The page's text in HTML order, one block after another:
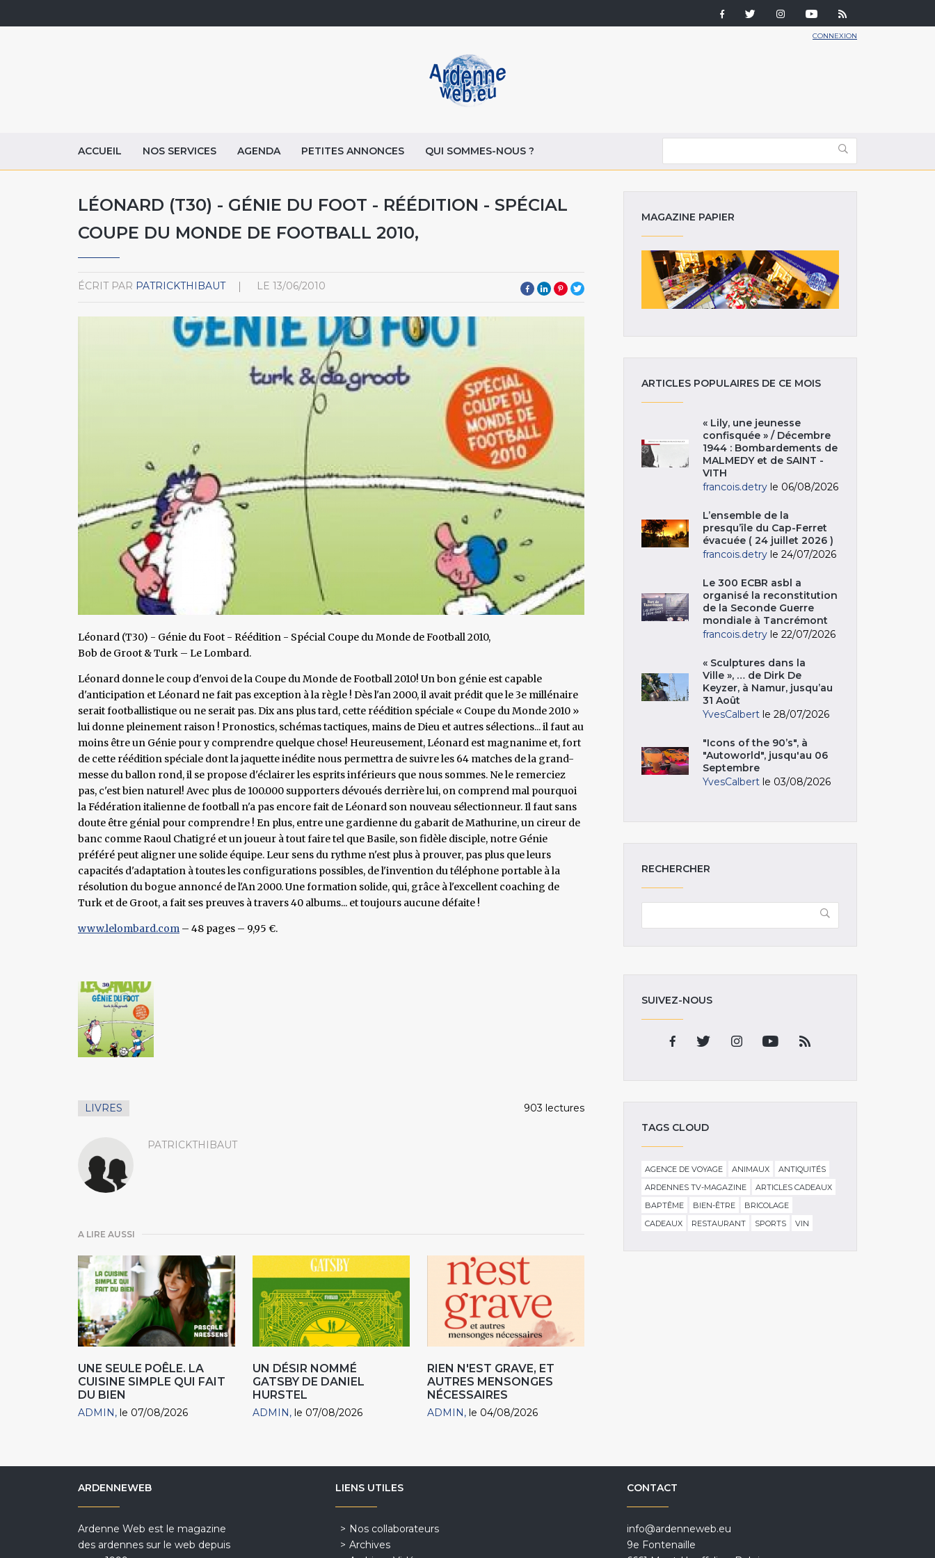
CONNEXION
ACCUEIL NOS SERVICES AGENDA PETITES ANNONCES QUI SOMMES-NOUS ?
LÉONARD (T30) - GÉNIE DU FOOT - RÉÉDITION - SPÉCIAL
COUPE DU MONDE DE FOOTBALL 2010,
ÉCRIT PAR PATRICKTHIBAUT LE 13/06/2010
Léonard (T30) - Génie du Foot - Réédition - Spécial Coupe du Monde de Football 2010,
Bob de Groot & Turk – Le Lombard.
Léonard donne le coup d'envoi de la Coupe du Monde de Football 2010! Un bon génie est capable
d'anticipation et Léonard ne fait pas exception à la règle ! Dès l'an 2000, il avait prédit que le 3e millénaire
serait footballistique ou ne serait pas. Dix ans plus tard, cette réédition spéciale « Coupe du Monde 2010 »
lui donne pleinement raison ! Pronostics, schémas tactiques, mains de Dieu et autres sélections... il faut au
moins être un Génie pour y comprendre quelque chose! Heureusement, Léonard est magnanime et, fort
de cette réédition spéciale dont la jaquette inédite nous permettra de suivre les 64 matches de la grand-
messe du ballon rond, il se propose d'éclairer les esprits inférieurs que nous sommes. Ne le remerciez
pas, c'est bien naturel! Avec plus de 100.000 supporters dévoués derrière lui, on comprend mal pourquoi
la Fédération italienne de football n'a pas encore fait de Léonard son nouveau sélectionneur. Il faut sans
doute être génial pour comprendre ! En plus, entre une gardienne du gabarit de Mathurine, un cireur de
banc comme Raoul Chatigré et un joueur à tout faire tel que Basile, son fidèle disciple, notre Génie
préféré peut aligner une solide équipe. Leur sens du rythme n'est plus à prouver, pas plus que leurs
capacités d'adaptation à toutes les configurations possibles, de l'invention du téléphone portable à la
résolution du bogue annoncé de l'An 2000. Une formation solide, qui, grâce à l'excellent coaching de
Turk et de Groot, a fait ses preuves à travers 40 albums... et toujours aucune défaite !
www.lelombard.com – 48 pages – 9,95 €.
LIVRES 903 lectures
PATRICKTHIBAUT
A LIRE AUSSI
UNE SEULE POÊLE. LA
CUISINE SIMPLE QUI FAIT
DU BIEN
ADMIN le 07/08/2026
UN DÉSIR NOMMÉ
GATSBY DE DANIEL
HURSTEL
ADMIN le 07/08/2026
RIEN N'EST GRAVE, ET
AUTRES MENSONGES
NÉCESSAIRES
ADMIN le 04/08/2026
MAGAZINE PAPIER
ARTICLES POPULAIRES DE CE MOIS
« Lily, une jeunesse
confisquée » / Décembre
1944 : Bombardements de
MALMEDY et de SAINT -
VITH
francois.detry le 06/08/2026
L’ensemble de la
presqu’île du Cap-Ferret
évacuée ( 24 juillet 2026 )
francois.detry le 24/07/2026
Le 300 ECBR asbl a
organisé la reconstitution
de la Seconde Guerre
mondiale à Tancrémont
francois.detry le 22/07/2026
« Sculptures dans la
Ville », … de Dirk De
Keyzer, à Namur, jusqu’au
31 Août
YvesCalbert le 28/07/2026
"Icons of the 90’s", à
"Autoworld", jusqu'au 06
Septembre
YvesCalbert le 03/08/2026
RECHERCHER
SUIVEZ-NOUS
TAGS CLOUD
AGENCE DE VOYAGE ANIMAUX
ANTIQUITÉS
ARDENNES TV-MAGAZINE
ARTICLES CADEAUX
BAPTÊME
BIEN-ÊTRE
BRICOLAGE
CADEAUX
RESTAURANT SPORTS VIN
ARDENNEWEB
Ardenne Web est le magazine
des ardennes sur le web depuis
LIENS UTILES
Nos collaborateurs
Archives
CONTACT
info@ardenneweb.eu
9e Fontenaille